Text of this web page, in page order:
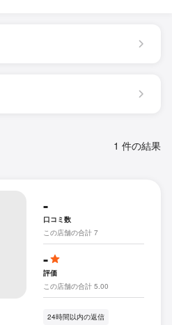
1 件の結果
-
口コミ数
この店舗の合計 7
-
評価
この店舗の合計 5.00
24時間以内の返信